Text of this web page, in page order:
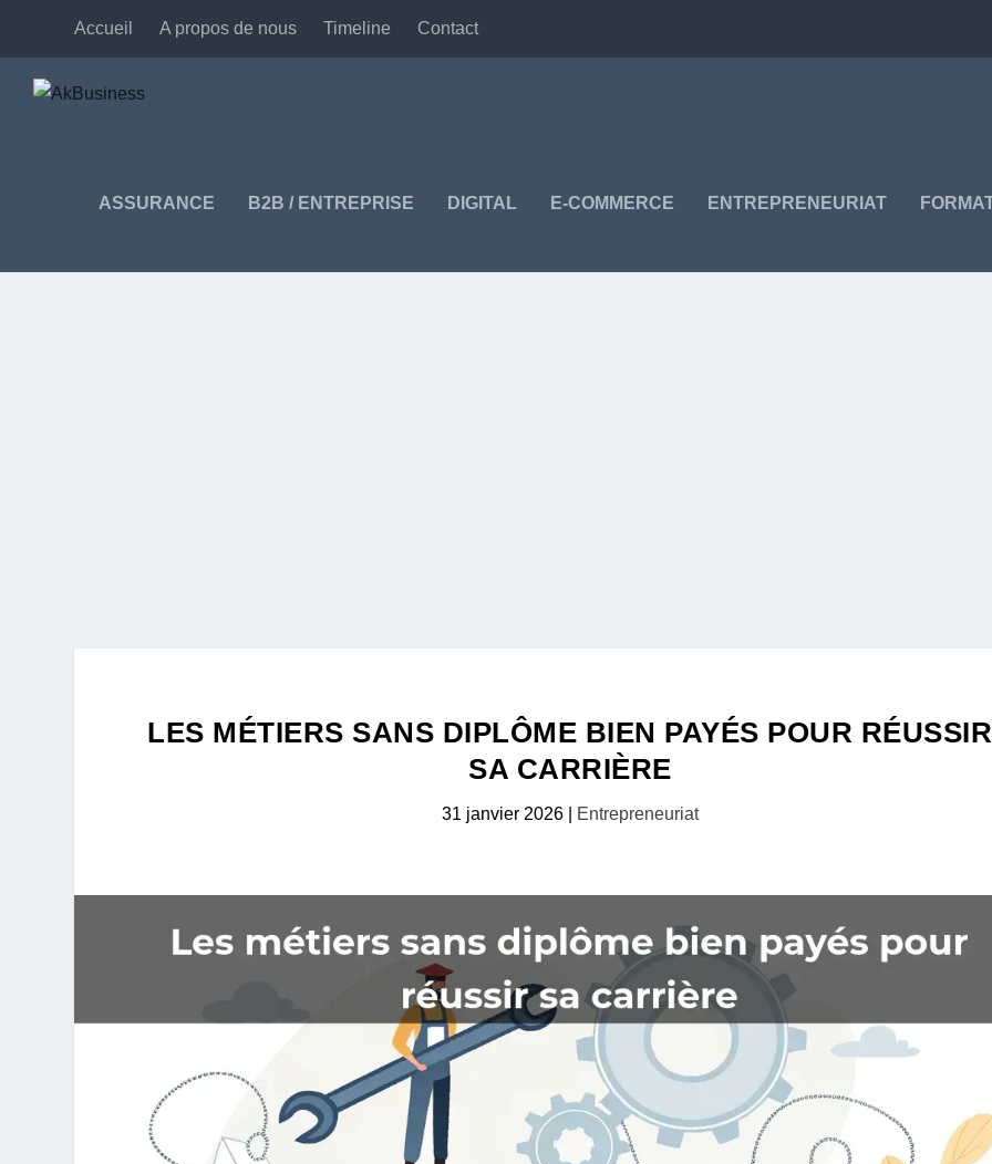
Accueil A propos de nous Timeline Contact
ASSURANCE B2B / ENTREPRISE DIGITAL E-COMMERCE ENTREPRENEURIAT
LES MÉTIERS SANS DIPLÔME BIEN PAYÉS POUR RÉUSSIR
SA CARRIÈRE
31 janvier 2026| Entrepreneuriat